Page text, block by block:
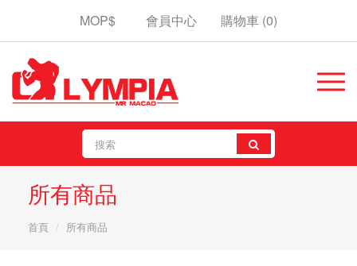
MOP$ 會員中心 購物車 (0)
所有商品
首頁 所有商品